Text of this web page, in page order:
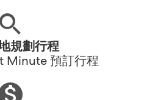
規劃行程
Minute 預訂行程